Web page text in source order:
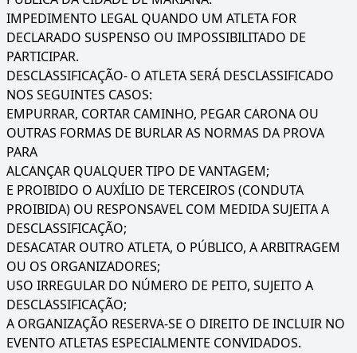
IMPEDIMENTO LEGAL QUANDO UM ATLETA FOR
DECLARADO SUSPENSO OU IMPOSSIBILITADO DE
PARTICIPAR.
DESCLASSIFICAÇÃO- O ATLETA SERÁ DESCLASSIFICADO
NOS SEGUINTES CASOS:
EMPURRAR, CORTAR CAMINHO, PEGAR CARONA OU
OUTRAS FORMAS DE BURLAR AS NORMAS DA PROVA
PARA
ALCANÇAR QUALQUER TIPO DE VANTAGEM;
E PROIBIDO O AUXÍLIO DE TERCEIROS (CONDUTA
PROIBIDA) OU RESPONSAVEL COM MEDIDA SUJEITA A
DESCLASSIFICAÇÃO;
DESACATAR OUTRO ATLETA, O PÚBLICO, A ARBITRAGEM
OU OS ORGANIZADORES;
USO IRREGULAR DO NÚMERO DE PEITO, SUJEITO A
DESCLASSIFICAÇÃO;
A ORGANIZAÇÃO RESERVA-SE O DIREITO DE INCLUIR NO
EVENTO ATLETAS ESPECIALMENTE CONVIDADOS.